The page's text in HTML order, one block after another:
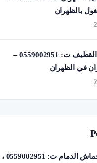
بالظهران
مظلات خرانات القطيف ت: 0559002951 –
في الظهران
تركيب مظلات قماش الدمام ت: 0559002951 ،